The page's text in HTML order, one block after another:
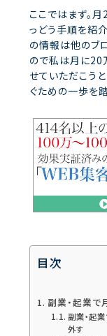
ここではまず。
っどう手順を紹
の情報は他のブ
ので私は月に20
せていただこう
ぐための一歩を
目次
副業・起業
副業・起
外す